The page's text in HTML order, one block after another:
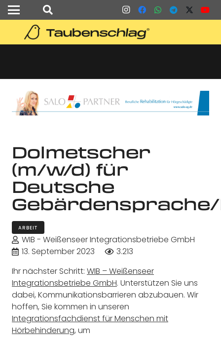
Dolmetscher
(m/w/d) für
Deutsche
ARBEIT
WIB - Weißenseer Integrationsbetriebe GmbH
13. September 2023
3.213
Ihr nächster Schritt: WIB – Weißenseer
Integrationsbetriebe GmbH. Unterstützen Sie uns
dabei, Kommunikationsbarrieren abzubauen. Wir
hoffen, Sie kommen in unseren
Integrationsfachdienst für Menschen mit
Hörbehinderung, um